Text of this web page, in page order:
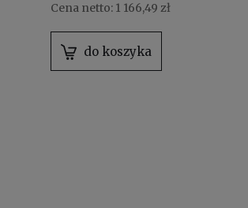
Cena netto: 1 166,49 zł
do koszyka